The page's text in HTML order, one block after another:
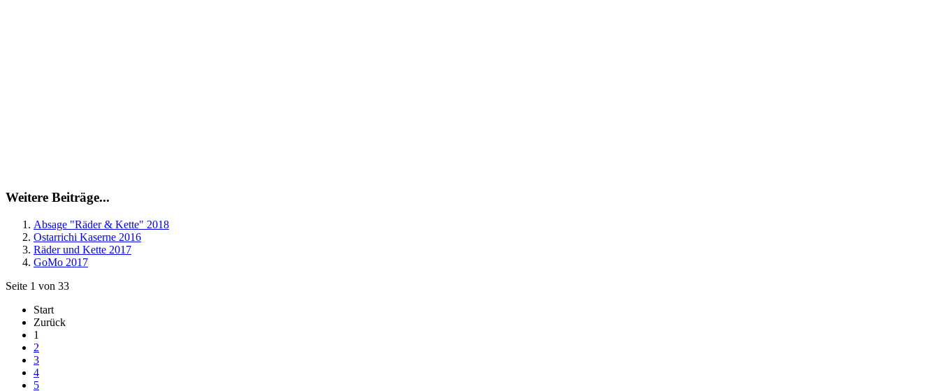
Weitere Beiträge...
Absage "Räder & Kette" 2018
Ostarrichi Kaserne 2016
Räder und Kette 2017
GoMo 2017
Seite 1 von 33
Start
Zurück
1
2
3
4
5